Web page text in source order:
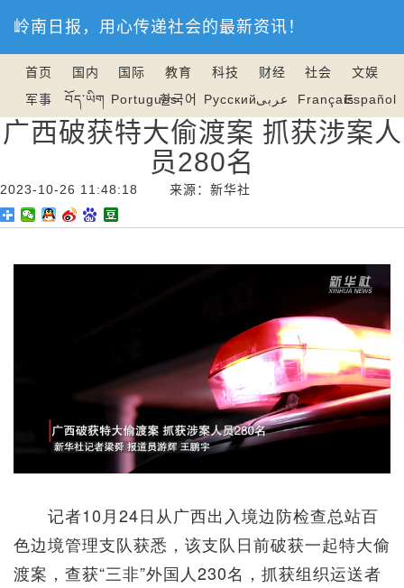
岭南日报，用心传递社会的最新资讯！
首页 国内 国际 教育 科技 财经 社会
文娱
军事
བོད་ཡིག Português한국어 Русскийعربى FrançaisEspañol
广西破获特大偷渡案 抓获涉案人
员280名
2023-10-26 11:48:18 来源：新华社
记者10月24日从广西出入境边防检查总站百
色边境管理支队获悉，该支队日前破获一起特大偷
渡案，查获“三非”外国人230名，抓获组织运送者